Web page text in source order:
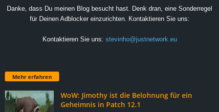
Danke, dass Du meinen Blog besucht hast. Denk dran, eine Sonderregel
für Deinen Adblocker einzurichten. Kontaktieren Sie uns:
Kontaktieren Sie uns: stevinho@justnetwork.eu
Mehr erfahren
WoW: Jimothy ist die Belohnung für ein
Geheimnis in Patch 12.1